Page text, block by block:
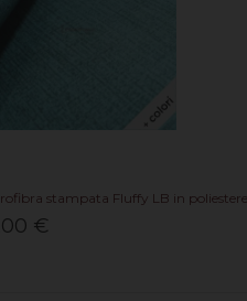
stampata Fluffy LB in
€